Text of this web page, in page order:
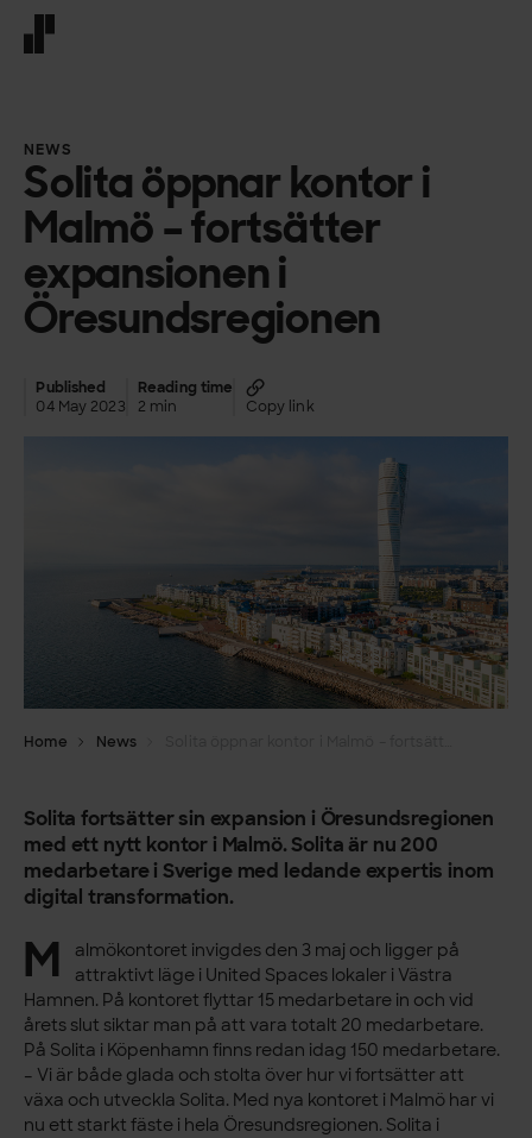
NEWS
Solita öppnar kontor i
Malmö – fortsätter
expansionen i
Öresundsregionen
Published
04 May 2023
Reading time
2 min
Copy link
Home News
Solita fortsätter sin expansion i Öresundsregionen
med ett nytt kontor i Malmö. Solita är nu 200
medarbetare i Sverige med ledande expertis inom
digital transformation.
M
almökontoret invigdes den 3 maj och ligger på
attraktivt läge i United Spaces lokaler i Västra
Hamnen. På kontoret flyttar 15 medarbetare in och vid
årets slut siktar man på att vara totalt 20 medarbetare.
På Solita i Köpenhamn finns redan idag 150 medarbetare.
– Vi är både glada och stolta över hur vi fortsätter att
växa och utveckla Solita. Med nya kontoret i Malmö har vi
nu ett starkt fäste i hela Öresundsregionen. Solita i